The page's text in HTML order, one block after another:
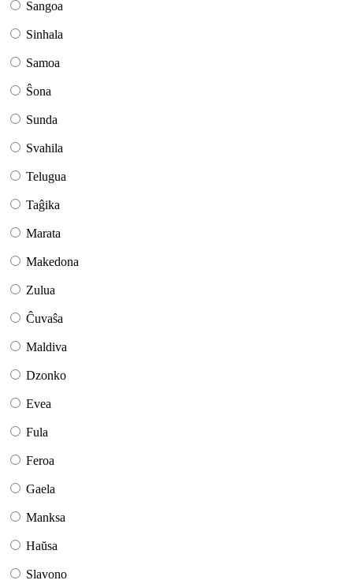
Sangoa
Sinhala
Samoa
Ŝona
Sunda
Svahila
Telugua
Taĝika
Marata
Makedona
Zulua
Ĉuvaŝa
Maldiva
Dzonko
Evea
Fula
Feroa
Gaela
Manksa
Haŭsa
Slavono